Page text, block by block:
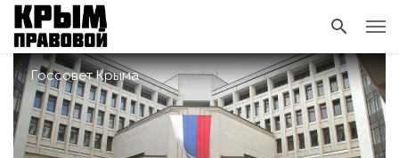
Госсовет Крыма